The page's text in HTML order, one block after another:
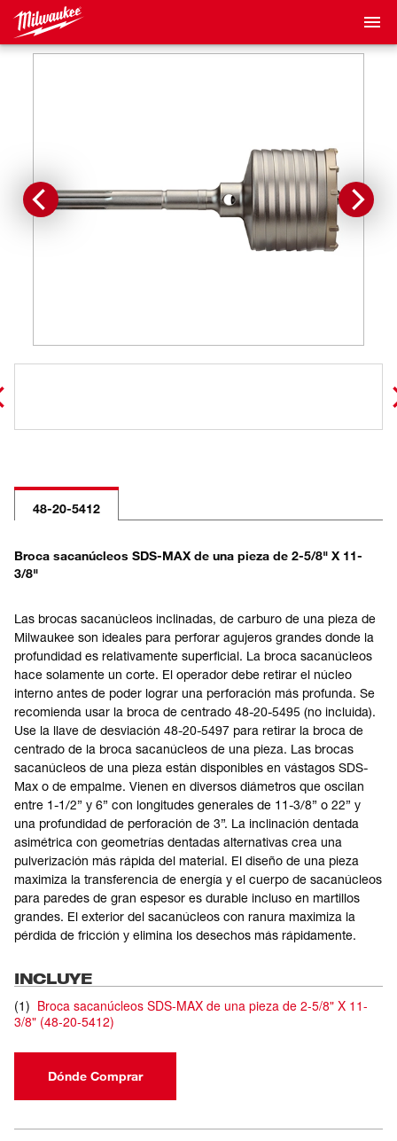
48-20-5412
Broca sacanúcleos SDS-MAX de una pieza de 2-5/8" X 11-
3/8"
Las brocas sacanúcleos inclinadas, de carburo de una pieza de
Milwaukee son ideales para perforar agujeros grandes donde la
profundidad es relativamente superficial. La broca sacanúcleos
hace solamente un corte. El operador debe retirar el núcleo
interno antes de poder lograr una perforación más profunda. Se
recomienda usar la broca de centrado 48-20-5495 (no incluida).
Use la llave de desviación 48-20-5497 para retirar la broca de
centrado de la broca sacanúcleos de una pieza. Las brocas
sacanúcleos de una pieza están disponibles en vástagos SDS-
Max o de empalme. Vienen en diversos diámetros que oscilan
entre 1-1/2” y 6” con longitudes generales de 11-3/8” o 22” y
una profundidad de perforación de 3”. La inclinación dentada
asimétrica con geometrías dentadas alternativas crea una
pulverización más rápida del material. El diseño de una pieza
maximiza la transferencia de energía y el cuerpo de sacanúcleos
para paredes de gran espesor es durable incluso en martillos
grandes. El exterior del sacanúcleos con ranura maximiza la
pérdida de fricción y elimina los desechos más rápidamente.
INCLUYE
(1) Broca sacanúcleos SDS-MAX de una pieza de 2-5/8" X 11-
3/8" (48-20-5412)
Dónde Comprar